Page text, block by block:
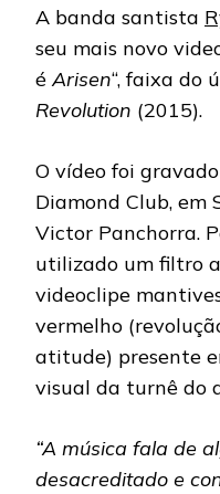
A banda santista
seu mais novo
éArisen“, faixa do
Revolution (2015).
O vídeo foi
Diamond Club, em
Victor Panchorra.
utilizado um filtro
videoclipe
vermelho
atitude) presente
visual da turnê do
“A música fala de
desacreditado e